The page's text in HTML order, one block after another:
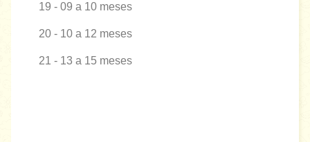
19 - 09 a 10 meses
20 - 10 a 12 meses
21 - 13 a 15 meses